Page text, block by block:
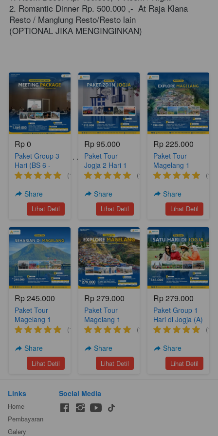
2. Romantic Dinner Rp. 500.000 ,-  At Raja Klana
Resto / Manglung Resto/Resto lain
(OPTIONAL JIKA MENGINGINKAN)
Paket Tour Lainnya . . . .
Rp 0
Paket Group 3
Hari (BS 6 -
Meeting
(1)
Share
`Lihat Detil
Rp 95.000
Paket Tour
Jogja 2 Hari 1
Malam Yogya
(1)
Share
`
Lihat Detil
Rp 225.000
Paket Tour
Magelang 1
hari (A18)
(1)
Share
`Lihat Detil
Rp 245.000
Paket Tour
Magelang 1
Hari (A17)
(1)
Share
`Lihat Detil
Rp 279.000
Paket Tour
Magelang 1
Hari Nepal Van
Nampan
Sukomakmur
(1)
Share
`
Lihat Detil
Rp 279.000
Paket Group 1
Hari di Jogja (A)
(1)
Share
`Lihat Detil
Links
Home
Pembayaran
Galery
Social Media